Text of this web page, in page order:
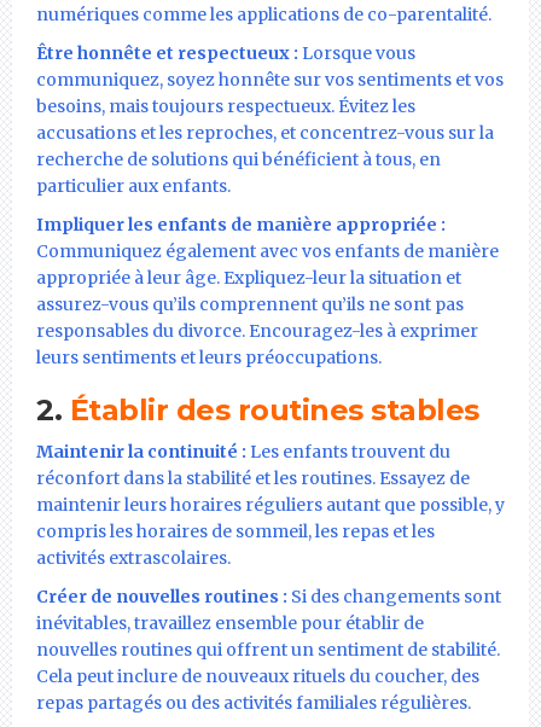
numériques comme les applications de co-parentalité.
Être honnête et respectueux : Lorsque vous
communiquez, soyez honnête sur vos sentiments et vos
besoins, mais toujours respectueux. Évitez les
accusations et les reproches, et concentrez-vous sur la
recherche de solutions qui bénéficient à tous, en
particulier aux enfants.
Impliquer les enfants de manière appropriée :
Communiquez également avec vos enfants de manière
appropriée à leur âge. Expliquez-leur la situation et
assurez-vous qu’ils comprennent qu’ils ne sont pas
responsables du divorce. Encouragez-les à exprimer
leurs sentiments et leurs préoccupations.
2. Établir des routines stables
Maintenir la continuité : Les enfants trouvent du
réconfort dans la stabilité et les routines. Essayez de
maintenir leurs horaires réguliers autant que possible, y
compris les horaires de sommeil, les repas et les
activités extrascolaires.
Créer de nouvelles routines : Si des changements sont
inévitables, travaillez ensemble pour établir de
nouvelles routines qui offrent un sentiment de stabilité.
Cela peut inclure de nouveaux rituels du coucher, des
repas partagés ou des activités familiales régulières.